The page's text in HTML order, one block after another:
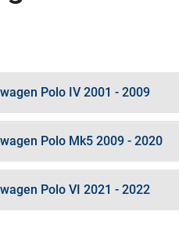
Polo IV 2001 - 2009
Polo Mk5 2009 - 2020
Polo VI 2021 - 2022